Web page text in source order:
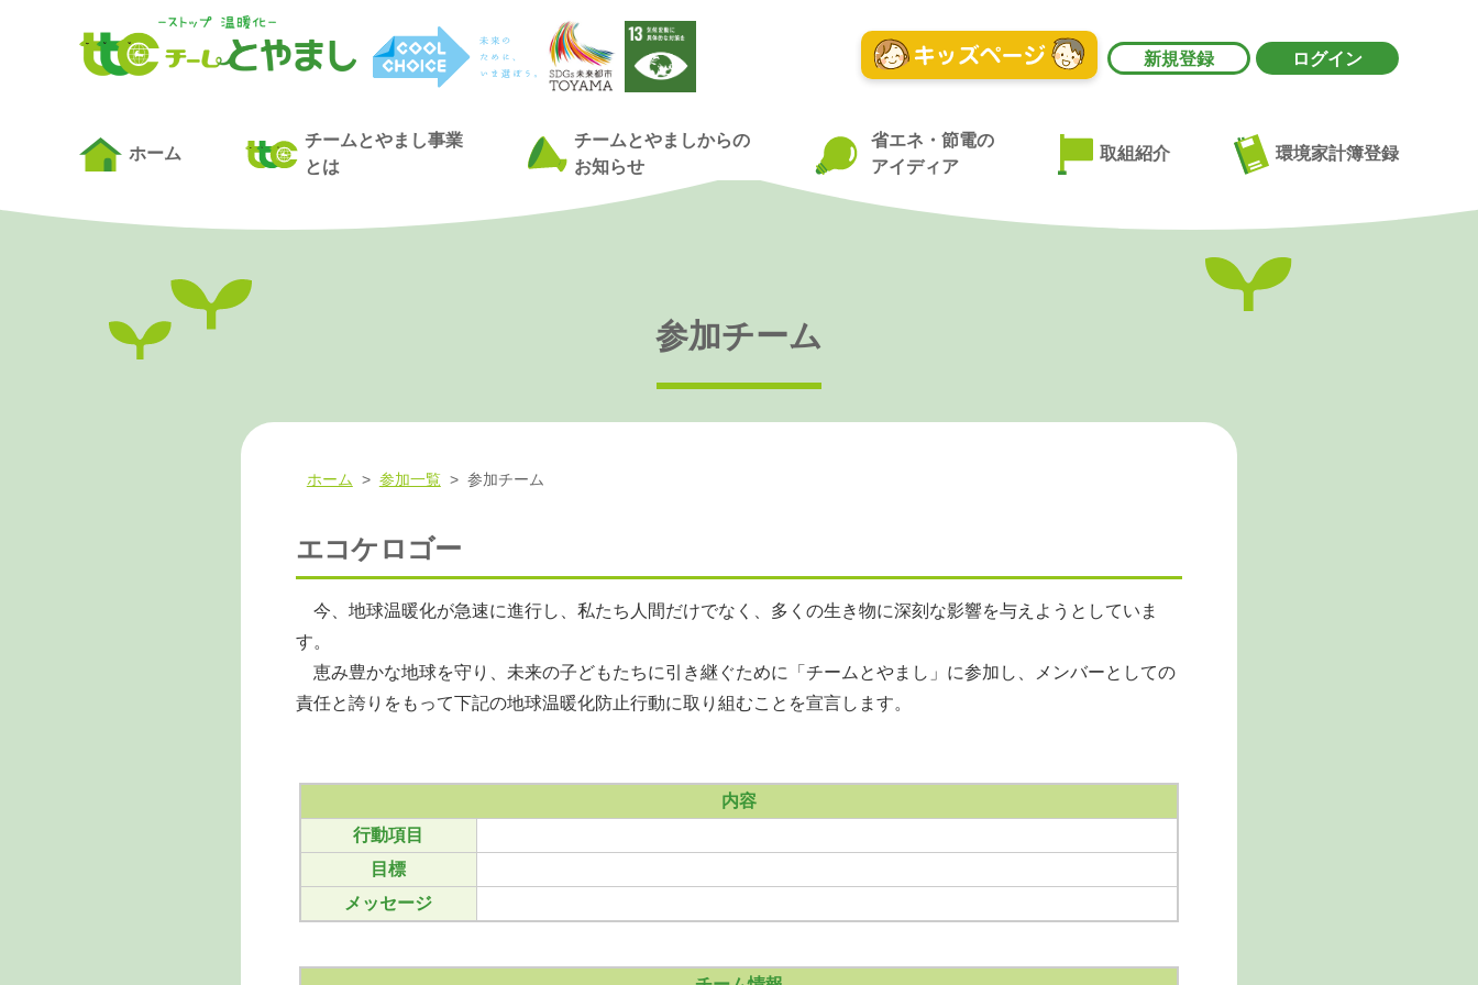
新規登録 ログイン
ホーム
チームとやまし事業
とは
チームとやましからの
お知らせ
省エネ・節電の
アイディア
取組紹介 環境家計簿登録
参加チーム
ホーム > 参加一覧> 参加チーム
エコケロゴー
今、地球温暖化が急速に進行し、私たち人間だけでなく、多くの生き物に深刻な影響を与えようとしていま
す。
恵み豊かな地球を守り、未来の子どもたちに引き継ぐために「チームとやまし」に参加し、メンバーとしての
責任と誇りをもって下記の地球温暖化防止行動に取り組むことを宣言します。
内容
行動項目
目標
メッセージ